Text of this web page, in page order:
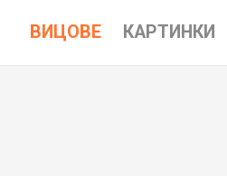
ВИЦОВЕ КАРТИНКИ